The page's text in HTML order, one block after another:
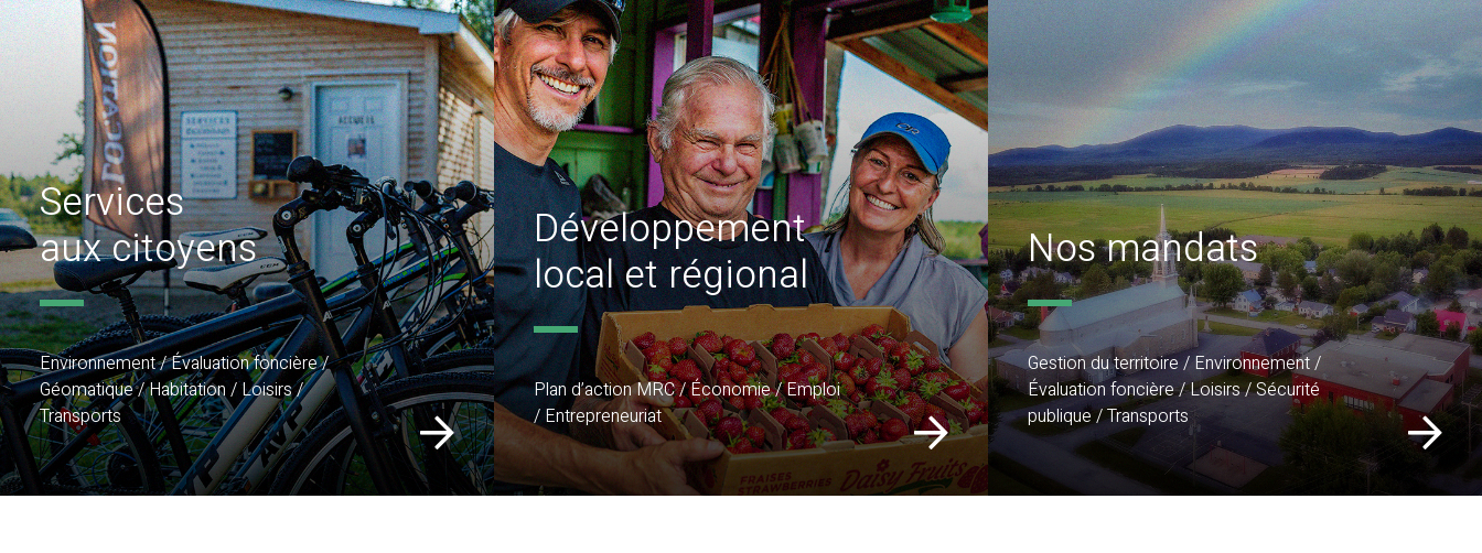
Services
aux citoyens
Environnement / Évaluation foncière /
Géomatique / Habitation / Loisirs /
Transports
Développement
local et régional
Plan d’action MRC / Économie / Emploi
/ Entrepreneuriat
Nos mandats
Gestion du territoire / Environnement /
Évaluation foncière / Loisirs / Sécurité
publique / Transports